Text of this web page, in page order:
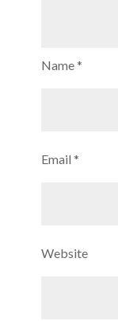
Name*
Email*
Website